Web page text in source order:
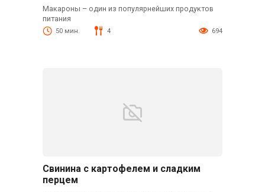
Макароны – один из популярнейших продуктов
питания
50 мин. 4 694
Свинина с картофелем и сладким
перцем